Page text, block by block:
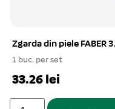
Zgarda din piele FABER
1 buc. per set
33.26 lei